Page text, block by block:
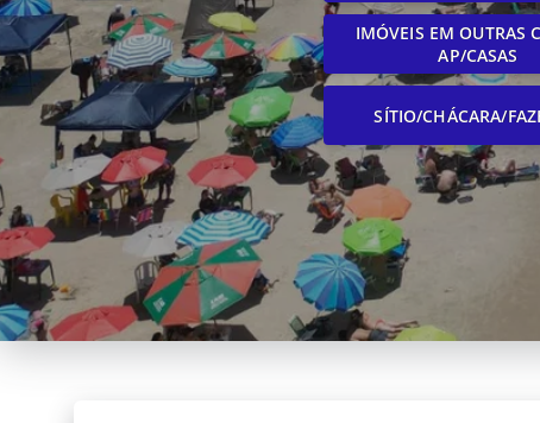
IMÓVEIS EM OUTRAS
AP/CASAS
SÍTIO/CHÁCARA/